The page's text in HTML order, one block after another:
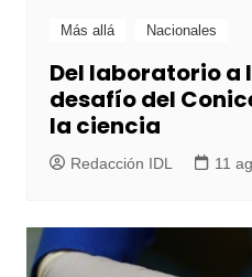
Más allá Nacionales
Del laboratorio a
desafío del
la ciencia
Redacción IDL 11